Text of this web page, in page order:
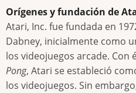
Orígenes y fundación de
Atari, Inc. fue fundada en
Dabney, inicialmente como
los videojuegos arcade.
Pong, Atari se estableció
los videojuegos. Sin